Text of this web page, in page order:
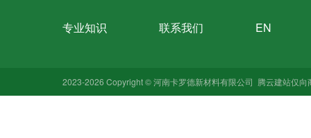
专业知识 联系我们 EN
2023-2026 Copyright © 河南卡罗德新材料有限公司 腾云建站仅向